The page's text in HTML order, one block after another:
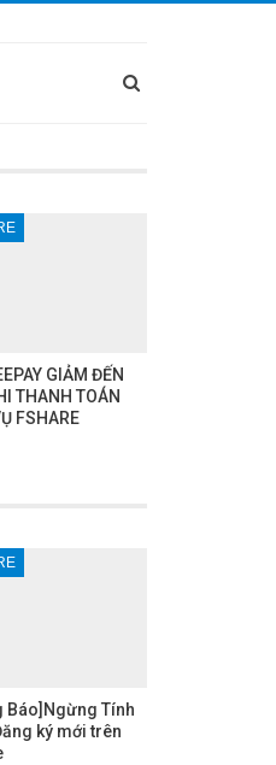
GIẢM ĐẾN
THANH TOÁN
FSHARE
Báo]Ngừng Tính
ký mới trên